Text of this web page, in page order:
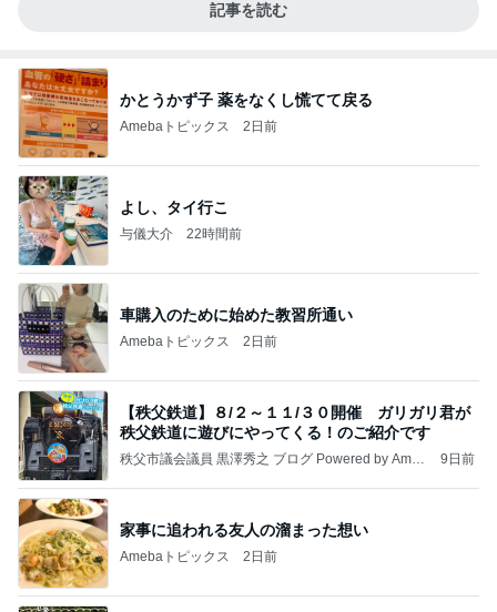
記事を読む
かとうかず子 薬をなくし慌てて戻る
Amebaトピックス 2日前
よし、タイ行こ
与儀大介 22時間前
車購入のために始めた教習所通い
Amebaトピックス 2日前
【秩父鉄道】８/２～１１/３０開催 ガリガリ君が
秩父鉄道に遊びにやってくる！のご紹介です
秩父市議会議員 黒澤秀之 ブログ Powered by Ameb
9日前
家事に追われる友人の溜まった想い
Amebaトピックス 2日前